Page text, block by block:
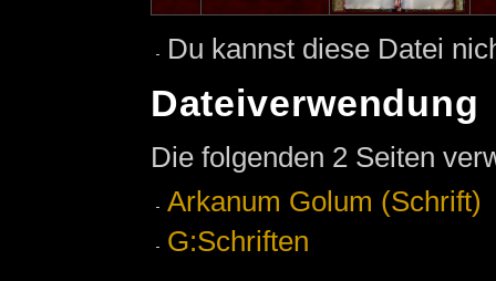
Du kannst diese Datei
Dateiverwendung
Die folgenden 2 Seiten
Arkanum Golum (Schrift)
G:Schriften